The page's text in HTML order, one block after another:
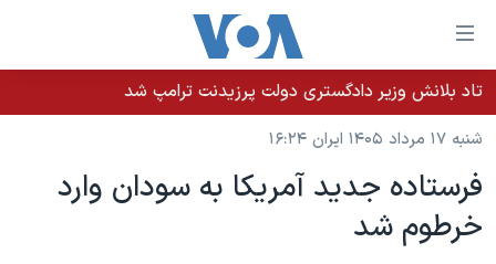
لینکهای
قابل
دسترسی
جهش
محتوای
اصلی
جهش
خانه
نسخه سبک وب‌سایت
موضوع ها
ایران
برنامه های تلویزیونی
تاد بلانش وزیر دادگستری دولت پرزیدنت ترامپ شد
شنبه ۱۷ مرداد ۱۴۰۵ ایران ۱۶:۲۴
فرستاده جديد آمريکا به سودان وارد
خرطوم شد